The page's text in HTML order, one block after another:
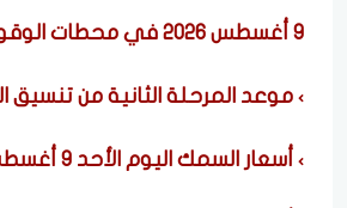
9 أغسطس 2026 في محطات الوقود
موعد المرحلة الثانية من تنسيق
أسعار السمك اليوم الأحد 9 أغسطس 2026